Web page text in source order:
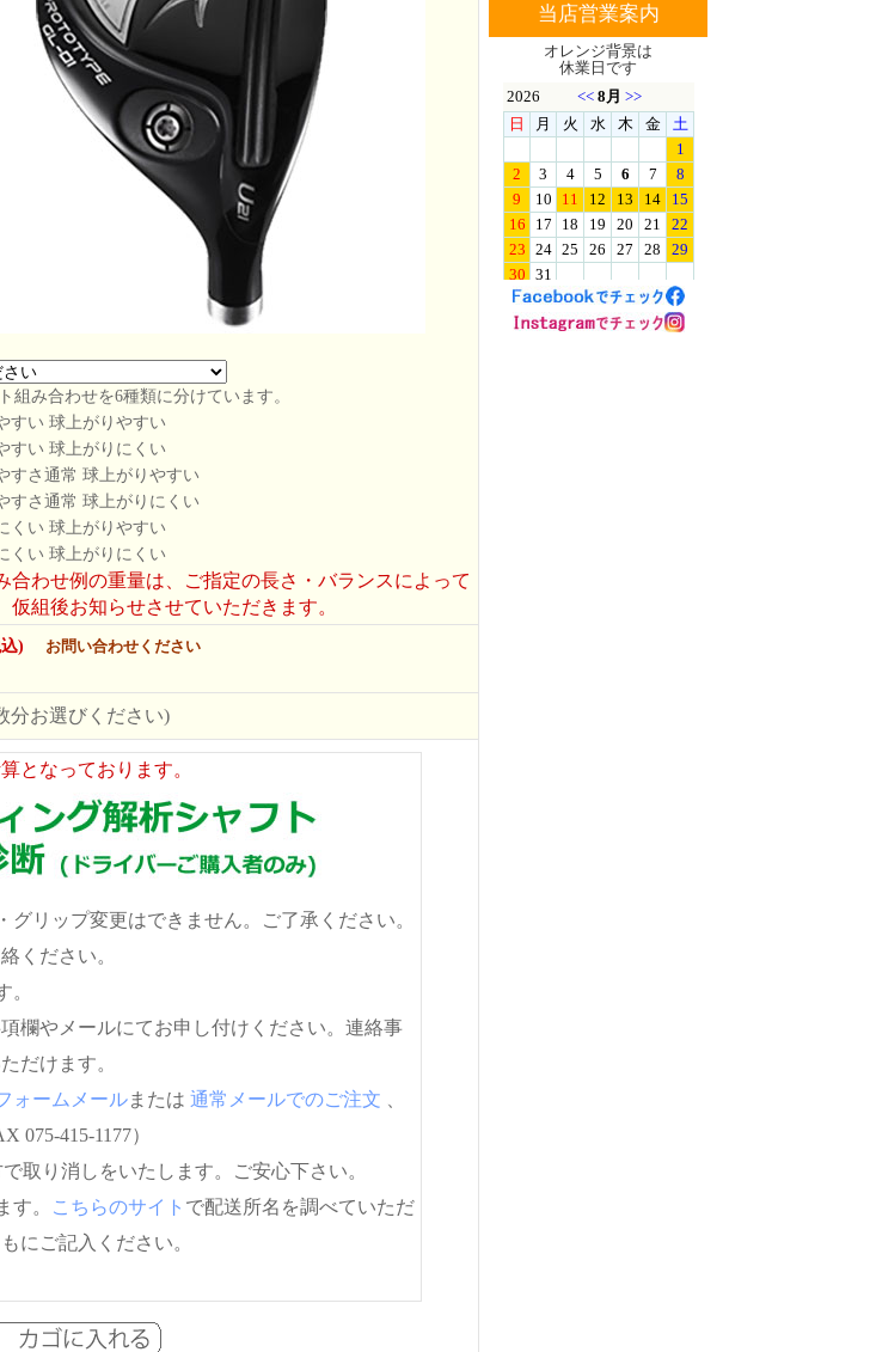
組み合わせを6種類に分けています。
すい 球上がりやすい
すい 球上がりにくい
すさ通常 球上がりやすい
すさ通常 球上がりにくい
くい 球上がりやすい
くい 球上がりにくい
合わせ例の重量は、ご指定の長さ・バランスによって
仮組後お知らせさせていただきます。
込) お問い合わせください
分お選びください)
となっております。
リップ変更はできません。ご了承ください。
ください。
欄やメールにてお申し付けください。連絡事
だけます。
ォームメールまたは 通常メールでのご注文
075-415-1177）
取り消しをいたします。ご安心下さい。
。
こちらのサイト で配送所名を調べていただ
にご記入ください。
当店営業案内
オレンジ背景は
休業日です